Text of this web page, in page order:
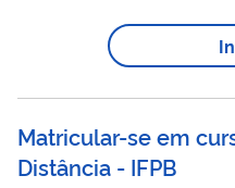
Matricular-se em
Distância - IFPB